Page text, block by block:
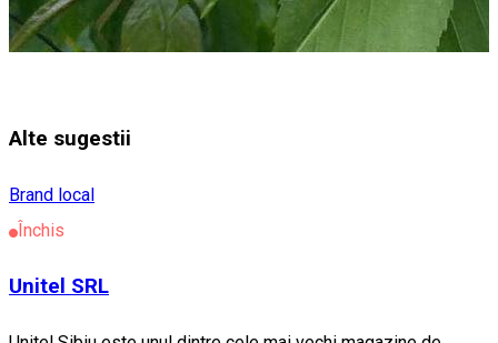
Alte sugestii
Brand local
Închis
Unitel SRL